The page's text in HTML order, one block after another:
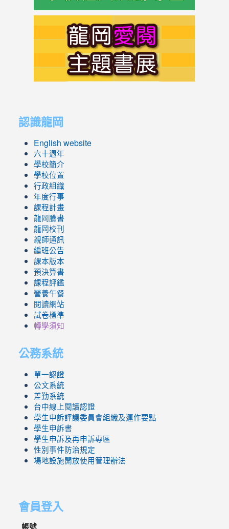
認識龍岡
English website
六十週年
學校簡介
學校位置
行政組織
年度行事
課程計畫
龍岡臉書
龍岡校刊
親師通訊
編班公告
課本版本
預決算書
課程評鑑
營養午餐
閱讀網站
試卷標準
轉學須知
公務系統
單一認證
公文系統
差勤系統
台中線上閱讀認證
學生申訴評議委員會組織及運作要點
學生申訴書
學生申訴及再申訴專區
性別事件防治規定
場地設施開放使用管理辦法
會員登入
帳號